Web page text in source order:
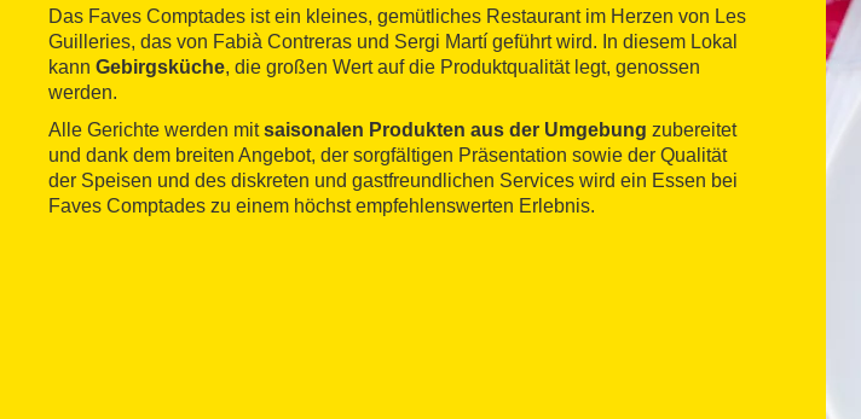
Das Faves Comptades ist ein kleines, gemütliches Restaurant im Herzen von Les
Guilleries, das von Fabià Contreras und Sergi Martí geführt wird. In diesem Lokal
kann Gebirgsküche, die großen Wert auf die Produktqualität legt, genossen
werden.
Alle Gerichte werden mitsaisonalen Produkten aus der Umgebung zubereitet
und dank dem breiten Angebot, der sorgfältigen Präsentation sowie der Qualität
der Speisen und des diskreten und gastfreundlichen Services wird ein Essen bei
Faves Comptades zu einem höchst empfehlenswerten Erlebnis.